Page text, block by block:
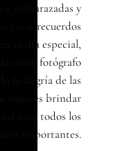
embarazadas y
crear recuerdos
su día especial,
como fotógrafo
la alegría de las
es brindar
para todos los
importantes.